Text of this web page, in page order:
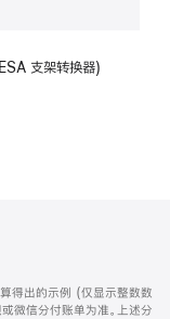
支架转换器)
得出的示例 (仅显示整数数
微信分付账单为准。上述分